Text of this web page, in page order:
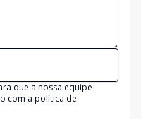
que a nossa equipe
com a política de